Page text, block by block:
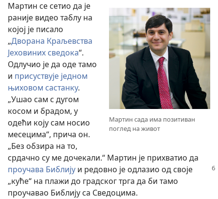
Мартин сада има позитиван
поглед на живот
Мартин се сетио да је
раније видео таблу на
којој је писало
„Дворана Краљевства
Јеховиних сведока“.
Одлучио је да оде тамо
и присуствује једном
њиховом састанку.
„Ушао сам с дугом
косом и брадом, у
одећи коју сам носио
месецима“, прича он.
„Без обзира на то,
срдачно су ме дочекали.“ Мартин је прихватио да
проучава Библију и редовно је одлазио од своје
„куће“ на плажи до градског трга да би тамо
проучавао Библију са Сведоцима.